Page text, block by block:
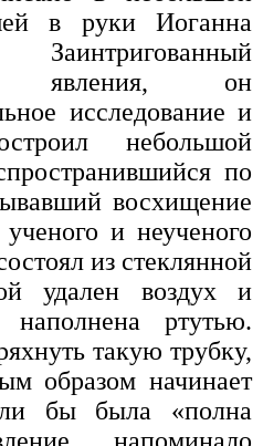
в руки Иоганна
явления, он
исследование и
небольшой
по
восхищение
и неученого
из стеклянной
удален воздух и
наполнена ртутью.
такую трубку,
образом начинает
бы была «полна
напоминало